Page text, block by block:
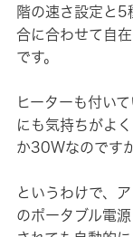
階の速さ設定と5
合に合わせて自
です。
ヒーターも付い
にも気持ちがよ
か30Wなのです
というわけで、
のポータブル電